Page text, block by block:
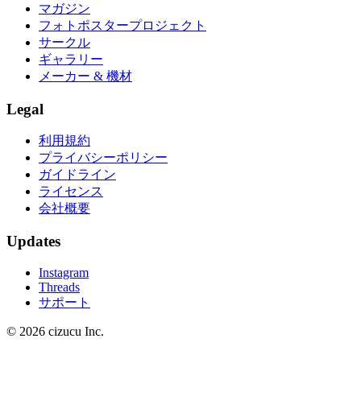
マガジン
フォトポスタープロジェクト
サークル
ギャラリー
メーカー & 機材
Legal
利用規約
プライバシーポリシー
ガイドライン
ライセンス
会社概要
Updates
Instagram
Threads
サポート
© 2026 cizucu Inc.